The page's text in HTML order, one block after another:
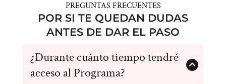
PREGUNTAS FRECUENTES
POR SI TE QUEDAN DUDAS
ANTES DE DAR EL PASO
¿Durante cuánto tiempo tendré
acceso al Programa?